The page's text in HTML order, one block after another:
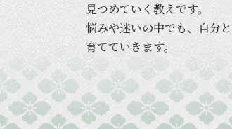
見つめていく 教えです。
悩みや迷いの中でも、 自分と
育てていきます。